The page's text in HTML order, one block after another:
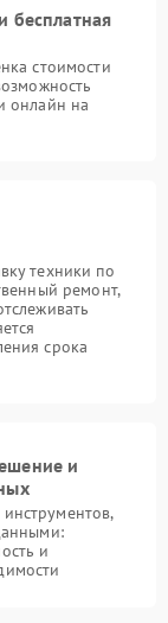
бесплатная
стоимости
онлайн на
техники по
ремонт,
срока
и
и